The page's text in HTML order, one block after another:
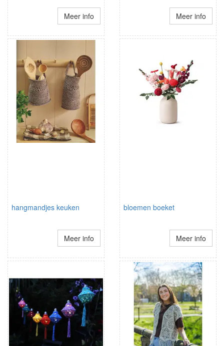
Meer info Meer info
hangmandjes keuken
Meer info
bloemen boeket
Meer info